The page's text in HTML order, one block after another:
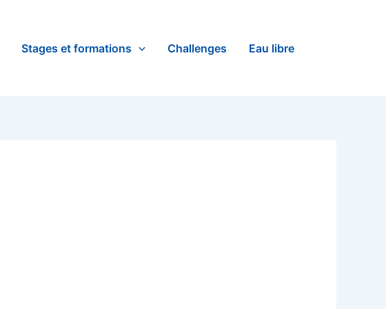
Stages et formations Challenges Eau libre